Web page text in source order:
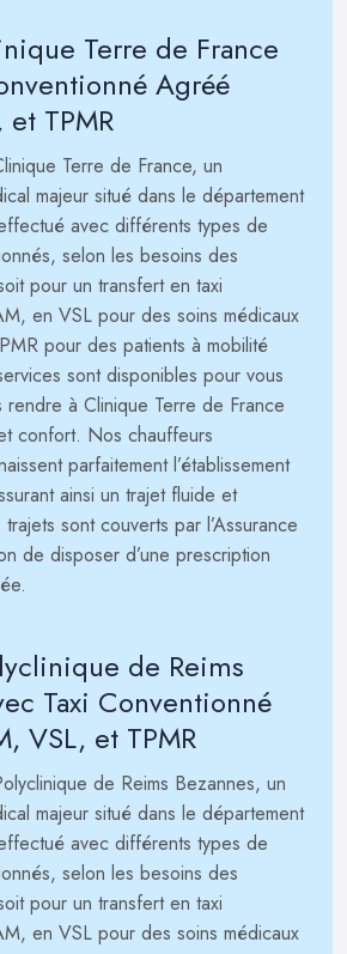
Terre de France
Agréé
et TPMR
Terre de France, un
majeur situé dans le département
avec différents types de
selon les besoins des
pour un transfert en taxi
en VSL pour des soins médicaux
pour des patients à mobilité
sont disponibles pour vous
à Clinique Terre de France
confort. Nos chauffeurs
parfaitement l’établissement
ainsi un trajet fluide et
sont couverts par l’Assurance
de disposer d’une prescription
de Reims
Taxi Conventionné
VSL, et TPMR
de Reims Bezannes, un
majeur situé dans le département
avec différents types de
selon les besoins des
pour un transfert en taxi
en VSL pour des soins médicaux